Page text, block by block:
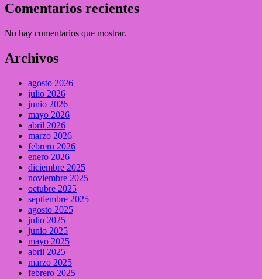
Comentarios recientes
No hay comentarios que mostrar.
Archivos
agosto 2026
julio 2026
junio 2026
mayo 2026
abril 2026
marzo 2026
febrero 2026
enero 2026
diciembre 2025
noviembre 2025
octubre 2025
septiembre 2025
agosto 2025
julio 2025
junio 2025
mayo 2025
abril 2025
marzo 2025
febrero 2025